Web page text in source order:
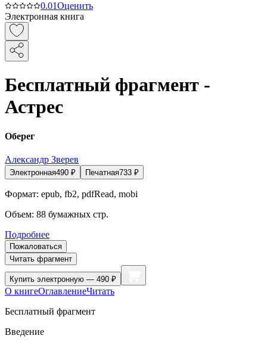
0.01Оценить
Электронная книга
Бесплатный фрагмент -
Астрес
Оберег
Александр Зверев
Электронная490 ₽ Печатная733 ₽
Формат: epub, fb2, pdfRead, mobi
Объем: 88 бумажных стр.
Подробнее
Пожаловаться
Читать фрагмент
Купить электронную — 490 ₽
О книгеОглавлениеЧитать
Бесплатный фрагмент
Введение